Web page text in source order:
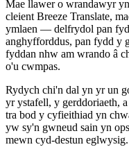
Mae llawer o wrandawyr
cleient Breeze Translate,
ymlaen — delfrydol pan
anghyfforddus, pan fydd y
fyddan nhw am wrando â
o'u cwmpas.
Rydych chi'n dal yn yr un
yr ystafell, y gerddoriaeth,
tra bod y cyfieithiad yn
yw sy'n gwneud sain yn
mewn cyd-destun eglwysig.